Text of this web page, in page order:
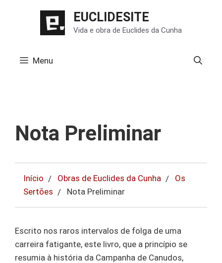
EUCLIDESITE
Vida e obra de Euclides da Cunha
Menu
Nota Preliminar
Início Obras de Euclides da Cunha
Os
Sertões
Nota Preliminar
Escrito nos raros intervalos de folga de uma
carreira fatigante, este livro, que a princípio se
resumia à história da Campanha de Canudos,